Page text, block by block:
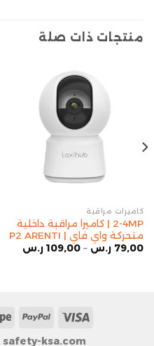
منتجات ذات صلة
كاميرات مراقبة
2-4MP | كاميرا مراقبة داخلية
متحركة واي فاي | P2 ARENTI
79,00 ر.س –
109,00 ر.س
safety-ksa.com